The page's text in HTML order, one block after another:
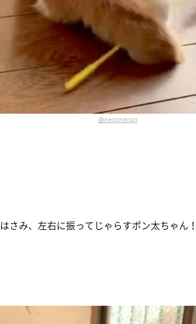
@neconecori
さみ、左右に振ってじゃらすポン太ちゃ